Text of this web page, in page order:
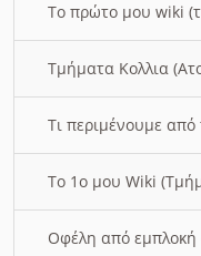
Το πρώτο μου wiki
Τμήματα Κολλια
Τι περιμένουμε
Το 1ο μου Wiki
Οφέλη από εμπλοκή